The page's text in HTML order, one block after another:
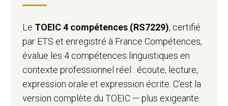
Le TOEIC 4 compétences (RS7229), certifié
par ETS et enregistré à France Compétences,
évalue les 4 compétences linguistiques en
contexte professionnel réel : écoute, lecture,
expression orale et expression écrite. C’est la
version complète du TOEIC — plus exigeante